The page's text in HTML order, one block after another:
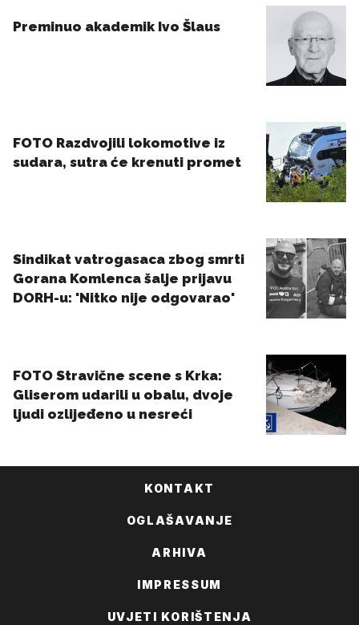
KONTAKT
OGLAŠAVANJE
ARHIVA
IMPRESSUM
UVJETI KORIŠTENJA